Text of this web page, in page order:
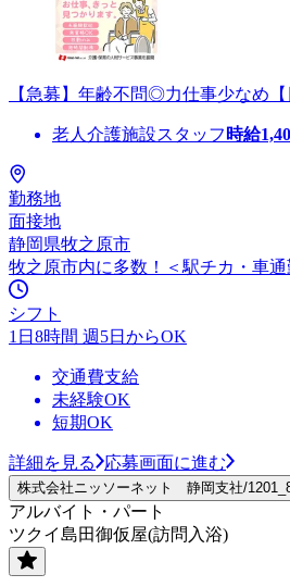
【急募】年齢不問◎力仕事少なめ【
老人介護施設スタッフ 時給
勤務地
面接地
静岡県牧之原市
牧之原市内に多数！＜駅チカ・車通
シフト
1日8時間 週5日からOK
交通費支給
未経験OK
短期OK
詳細を見る 応募画面に進む
株式会社ニッソーネット 静岡支社/
アルバイト・パート
ツクイ島田御仮屋(訪問入浴)